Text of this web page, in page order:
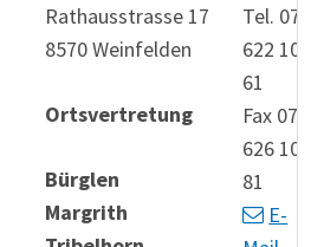
Rathausstrasse 17
8570 Weinfelden
Ortsvertretung
Bürglen
Margrith
Tel. 071
622 10
61
Fax 071
626 10
81
E-